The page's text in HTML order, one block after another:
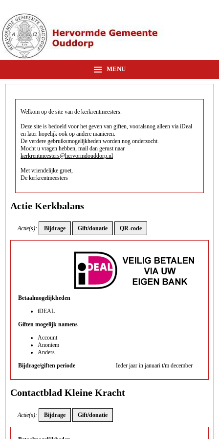
MENU
Welkom op de site van de kerkrentmeesters.
Deze site is bedoeld voor het geven van giften, vooralsnog alleen via iDeal
en later hopelijk ook op andere manieren.
De verdere gebruiksmogelijkheden worden nog onderzocht.
Mocht u vragen hebben, mail dan gerust naar
kerkrentmeesters@hervormdouddorp.nl
Met vriendelijke groet,
De kerkrentmeesters
Actie Kerkbalans
Actie(s):
Betaalmogelijkheden
iDEAL
Giften mogelijk namens
Account
Anoniem
Anders
Bijdrage/giften periode
Ieder jaar in januari t/m december
Contactblad Kleine Kracht
Actie(s):